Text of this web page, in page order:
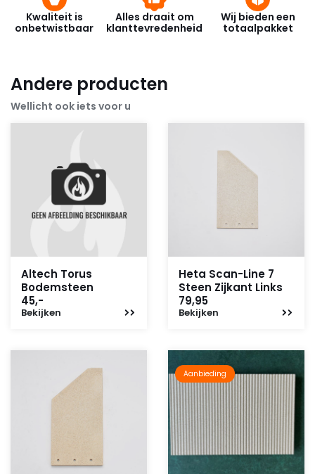
Kwaliteit is
onbetwistbaar
Alles draait om
klanttevredenheid
Wij bieden een
totaalpakket
Andere producten
Wellicht ook iets voor u
Altech Torus
Bodemsteen
45,-
Bekijken
Heta Scan-Line 7
Steen Zijkant Links
79,95
Bekijken
Aanbieding